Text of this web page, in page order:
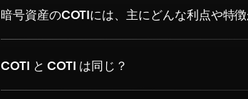
暗号資産のCOTIには、主にどんな利点や特
COTI と COTI は同じ？